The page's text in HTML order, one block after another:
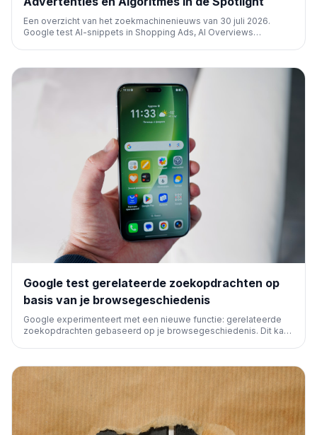
Een overzicht van het zoekmachinenieuws van 30 juli 2026.
Google test AI-snippets in Shopping Ads, AI Overviews
nieuwe Discover-functies.
Google test gerelateerde zoekopdrachten op
basis van je browsegeschiedenis
Google experimenteert met een nieuwe functie: gerelateerde
zoekopdrachten gebaseerd op je browsegeschiedenis. Dit kan
zoekresultaten en SEO.